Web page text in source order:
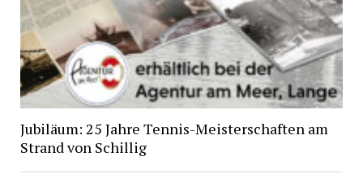
Jubiläum: 25 Jahre Tennis-Meisterschaften am
Strand von Schillig